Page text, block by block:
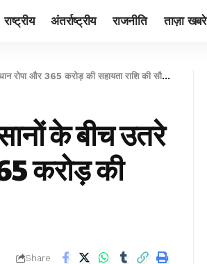
राष्ट्रीय अंतर्राष्ट्रीय राजनीति ताज़ा खबरे
और 365 करोड़ की सहायता राशि की सौगात!
के बीच उतरे
करोड़ की
Share